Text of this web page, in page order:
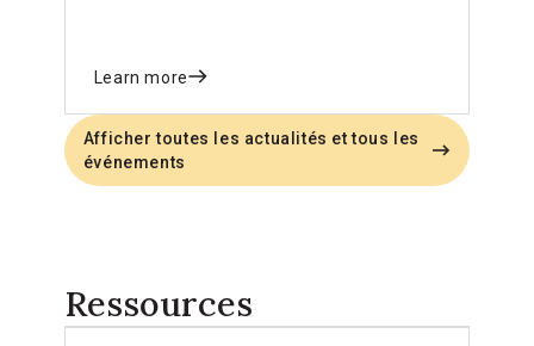
Learn more
Afficher toutes les actualités et tous les
événements
Ressources